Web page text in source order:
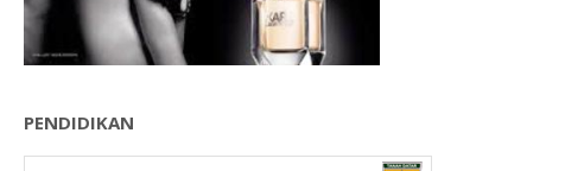
PENDIDIKAN